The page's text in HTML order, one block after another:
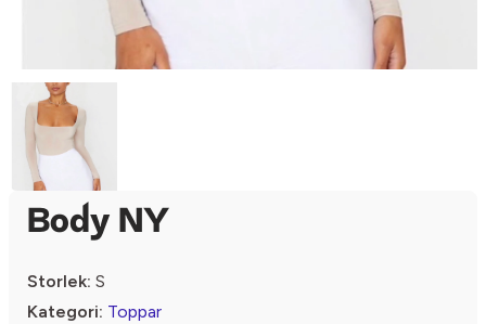
Body NY
Storlek: S
Kategori: Toppar